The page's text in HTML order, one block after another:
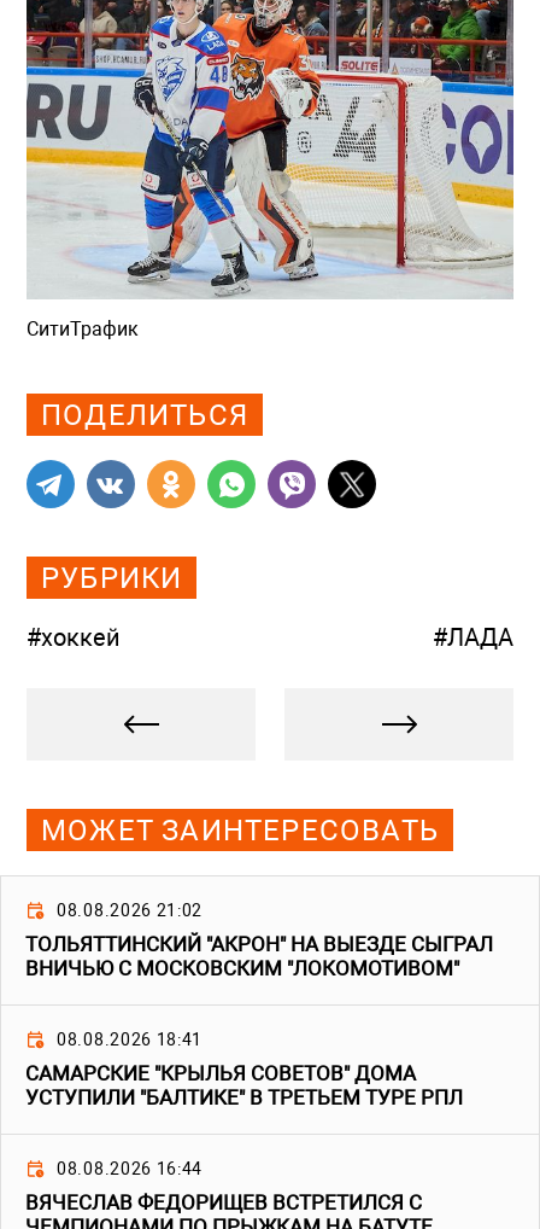
СитиТрафик
ПОДЕЛИТЬСЯ
РУБРИКИ
#хоккей #ЛАДА
МОЖЕТ ЗАИНТЕРЕСОВАТЬ
08.08.2026 21:02
ТОЛЬЯТТИНСКИЙ "АКРОН" НА ВЫЕЗДЕ СЫГРАЛ
ВНИЧЬЮ С МОСКОВСКИМ "ЛОКОМОТИВОМ"
08.08.2026 18:41
САМАРСКИЕ "КРЫЛЬЯ СОВЕТОВ" ДОМА
УСТУПИЛИ "БАЛТИКЕ" В ТРЕТЬЕМ ТУРЕ РПЛ
08.08.2026 16:44
ВЯЧЕСЛАВ ФЕДОРИЩЕВ ВСТРЕТИЛСЯ С